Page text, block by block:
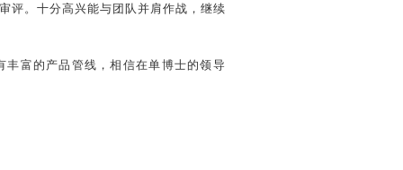
评。十分高兴能与团队并肩作战，继续
富的产品管线，相信在单博士的领导